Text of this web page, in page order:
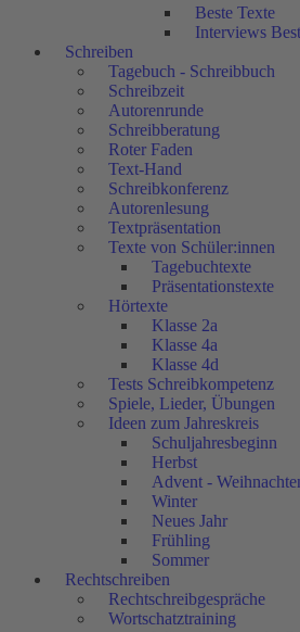
Beste Texte
Interviews
Schreiben
Tagebuch - Schreibbuch
Schreibzeit
Autorenrunde
Schreibberatung
Roter Faden
Text-Hand
Schreibkonferenz
Autorenlesung
Textpräsentation
Texte von Schüler:innen
Tagebuchtexte
Präsentationstexte
Hörtexte
Klasse 2a
Klasse 4a
Klasse 4d
Tests Schreibkompetenz
Spiele, Lieder, Übungen
Ideen zum Jahreskreis
Schuljahresbeginn
Herbst
Advent -
Winter
Neues Jahr
Frühling
Sommer
Rechtschreiben
Rechtschreibgespräche
Wortschatztraining